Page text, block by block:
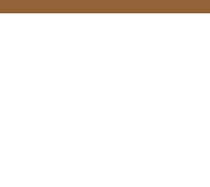
Sarah Looschen*